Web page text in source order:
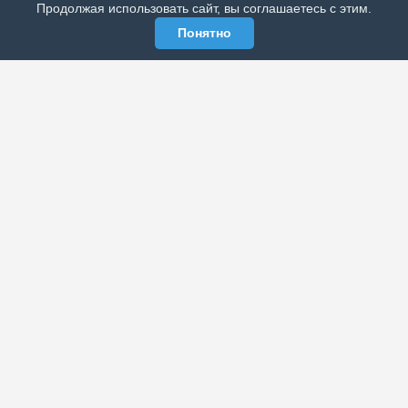
Продолжая использовать сайт, вы соглашаетесь с этим.
Понятно